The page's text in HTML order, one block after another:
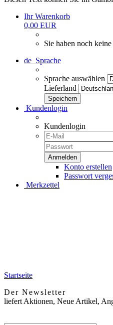
Ihr Warenkorb
0,00 EUR
Sie haben noch
de Sprache
Sprache auswählen
Lieferland
Kundenlogin
Kundenlogin
Konto erstellen
Passwort
Merkzettel
Startseite
Der Newsletter
liefert Aktionen, Neue Artikel,